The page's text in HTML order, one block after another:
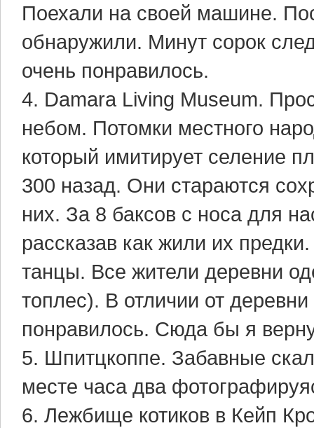
Поехали на своей машине.
обнаружили. Минут сорок
очень понравилось.
4. Damara Living Museum.
небом. Потомки местного
который имитирует селение
300 назад. Они стараются
них. За 8 баксов с носа для
рассказав как жили их
танцы. Все жители деревни
топлес). В отличии от
понравилось. Сюда бы я
5. Шпитцкоппе. Забавные
месте часа два
6. Лежбище котиков в Кейп